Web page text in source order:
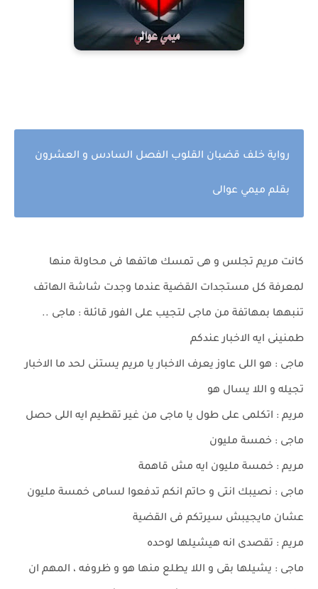
رواية خلف قضبان القلوب الفصل السادس و العشرون
بقلم ميمي عوالى
كانت مريم تجلس و هى تمسك هاتفها فى محاولة منها
لمعرفة كل مستجدات القضية عندما وجدت شاشة الهاتف
تنبهها بمهاتفة من ماجى لتجيب على الفور قائلة : ماجى ..
طمنينى ايه الاخبار عندكم
ماجى : هو اللى عاوز يعرف الاخبار يا مريم يستنى لحد ما الاخبار
تجيله و اللا يسال هو
مريم : اتكلمى على طول يا ماجى من غير تقطيم ايه اللى حصل
ماجى : خمسة مليون
مريم : خمسة مليون ايه مش قاهمة
ماجى : نصيبك انتى و حاتم انكم تدفعوا لسامى خمسة مليون
عشان مايجيبش سيرتكم فى القضية
مريم : تقصدى انه هيشيلها لوحده
ماجى : يشيلها بقى و اللا يطلع منها هو و ظروفه ، المهم ان